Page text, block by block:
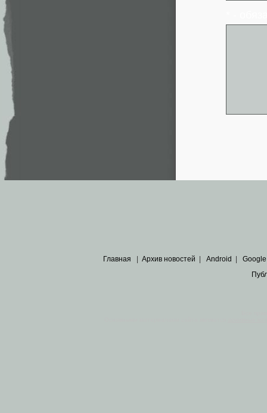
Главная | Архив новостей | Android | Google